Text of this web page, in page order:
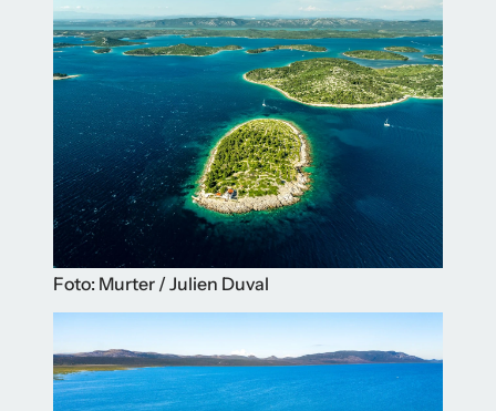
Foto: Murter / Julien Duval